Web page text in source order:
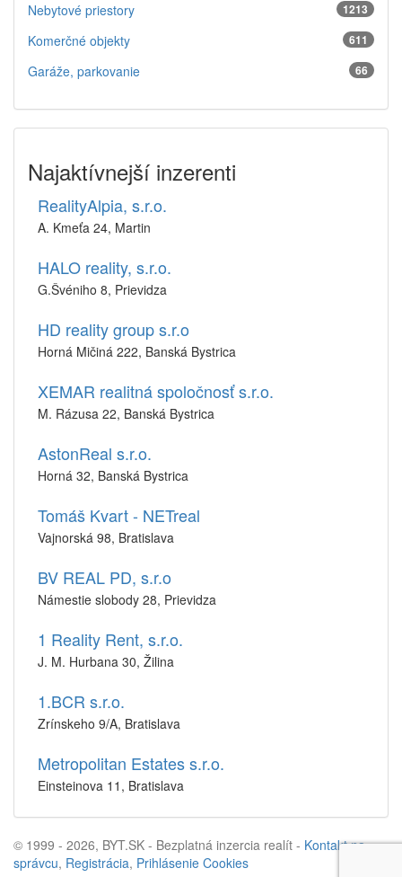
1213
Nebytové priestory
611
Komerčné objekty
66
Garáže, parkovanie
Najaktívnejší inzerenti
RealityAlpia, s.r.o.
A. Kmeťa 24, Martin
HALO reality, s.r.o.
G.Švéniho 8, Prievidza
HD reality group s.r.o
Horná Mičiná 222, Banská Bystrica
XEMAR realitná spoločnosť s.r.o.
M. Rázusa 22, Banská Bystrica
AstonReal s.r.o.
Horná 32, Banská Bystrica
Tomáš Kvart - NETreal
Vajnorská 98, Bratislava
BV REAL PD, s.r.o
Námestie slobody 28, Prievidza
1 Reality Rent, s.r.o.
J. M. Hurbana 30, Žilina
1.BCR s.r.o.
Zrínskeho 9/A, Bratislava
Metropolitan Estates s.r.o.
Einsteinova 11, Bratislava
© 1999 - 2026, BYT.SK - Bezplatná inzercia realít - Kontakt na
správcu, Registrácia, Prihlásenie Cookies